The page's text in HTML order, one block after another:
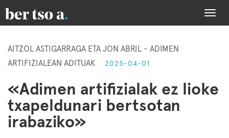
AITZOL ASTIGARRAGA ETA JON ABRIL - ADIMEN
ARTIFIZIALEAN ADITUAK
2025-04-01
«Adimen artifizialak ez lioke
txapeldunari bertsotan
irabaziko»